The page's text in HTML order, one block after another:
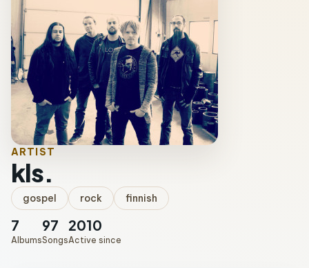
ARTIST
kls.
gospel rock finnish
7
Albums
97
Songs
2010
Active since